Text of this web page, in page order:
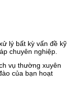
lý bất kỳ vấn đề kỹ
chuyên nghiệp.
vụ thường xuyên
của bạn hoạt